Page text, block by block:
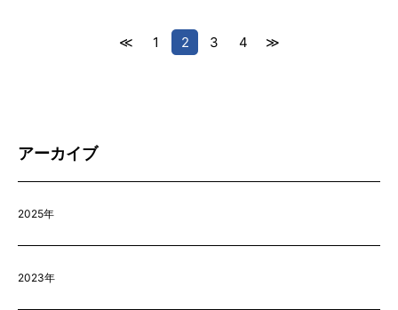
≪ 1 2 3 4 ≫
アーカイブ
2025年
2023年